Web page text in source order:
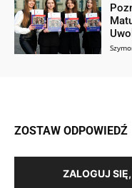
ZOSTAW ODPOWIEDŹ
ZALOGUJ